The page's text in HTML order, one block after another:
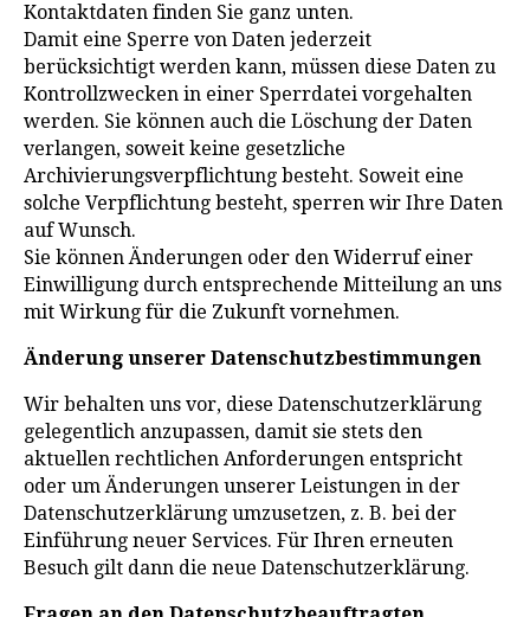
Kontaktdaten finden Sie ganz unten.
Damit eine Sperre von Daten jederzeit
berücksichtigt werden kann, müssen diese Daten zu
Kontrollzwecken in einer Sperrdatei vorgehalten
werden. Sie können auch die Löschung der Daten
verlangen, soweit keine gesetzliche
Archivierungsverpflichtung besteht. Soweit eine
solche Verpflichtung besteht, sperren wir Ihre Daten
auf Wunsch.
Sie können Änderungen oder den Widerruf einer
Einwilligung durch entsprechende Mitteilung an uns
mit Wirkung für die Zukunft vornehmen.
Änderung unserer Datenschutzbestimmungen
Wir behalten uns vor, diese Datenschutzerklärung
gelegentlich anzupassen, damit sie stets den
aktuellen rechtlichen Anforderungen entspricht
oder um Änderungen unserer Leistungen in der
Datenschutzerklärung umzusetzen, z. B. bei der
Einführung neuer Services. Für Ihren erneuten
Besuch gilt dann die neue Datenschutzerklärung.